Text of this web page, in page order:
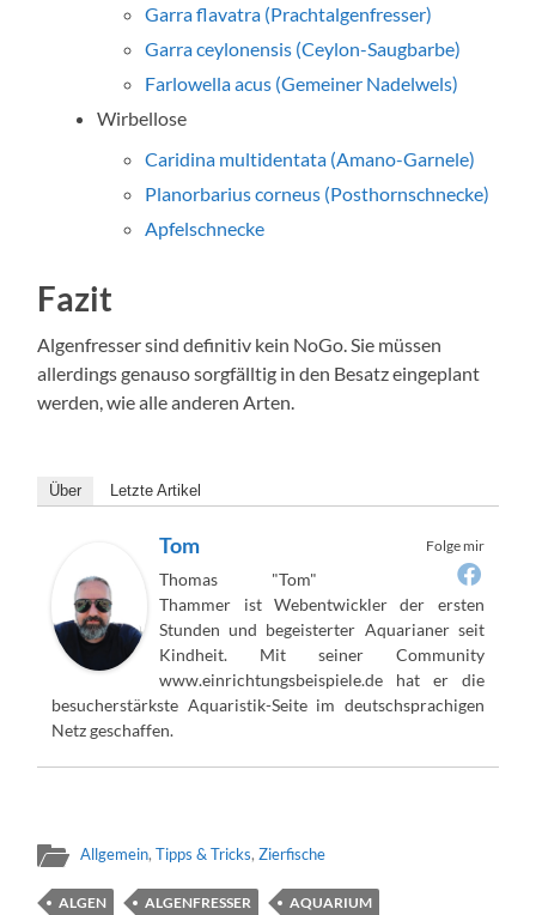
Garra flavatra (Prachtalgenfresser)
Garra ceylonensis (Ceylon-Saugbarbe)
Farlowella acus (Gemeiner Nadelwels)
Wirbellose
Caridina multidentata (Amano-Garnele)
Planorbarius corneus (Posthornschnecke)
Apfelschnecke
Fazit
Algenfresser sind definitiv kein NoGo. Sie müssen
allerdings genauso sorgfälltig in den Besatz eingeplant
werden, wie alle anderen Arten.
Über Letzte Artikel
Folge mir
Tom
Thomas "Tom"
Thammer ist Webentwickler der ersten
Stunden und begeisterter Aquarianer seit
Kindheit. Mit seiner Community
www.einrichtungsbeispiele.de hat er die
besucherstärkste Aquaristik-Seite im deutschsprachigen
Netz geschaffen.
Allgemein,Tipps & Tricks,Zierfische
ALGEN ALGENFRESSER AQUARIUM